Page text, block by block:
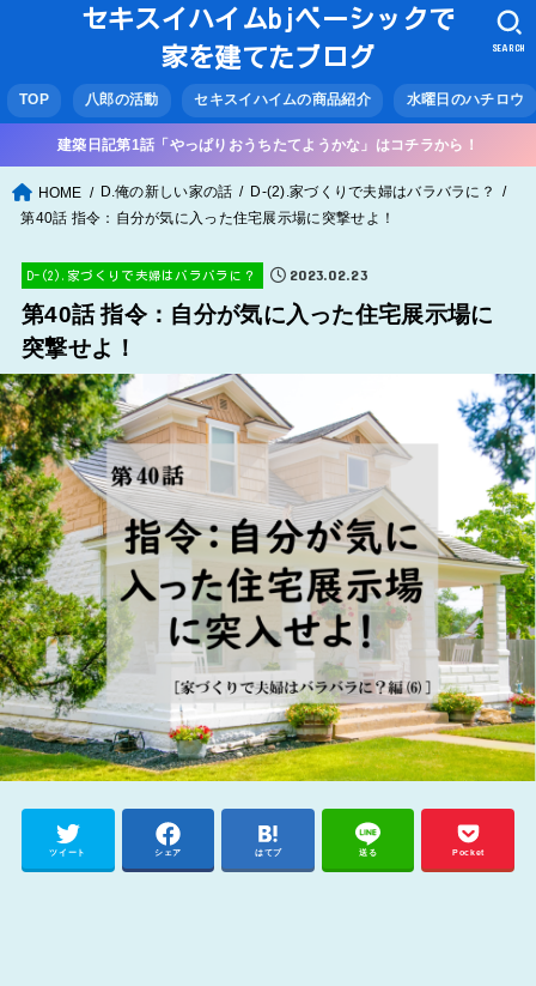
セキスイハイムbjベーシックで
家を建てたブログ
TOP 八郎の活動 セキスイハイムの商品紹介 水曜日のハチロウ
SEARCH
建築日記第1話「やっぱりおうちたてようかな」はコチラから！
HOME D.俺の新しい家の話
D-(2).家づくりで夫婦はバラバラに？
第40話 指令：自分が気に入った住宅展示場に突撃せよ！
D-(2).家づくりで夫婦はバラバラに？ 2023.02.23
第40話 指令：自分が気に入った住宅展示場に
突撃せよ！
ツイート シェア はてブ 送る Pocket